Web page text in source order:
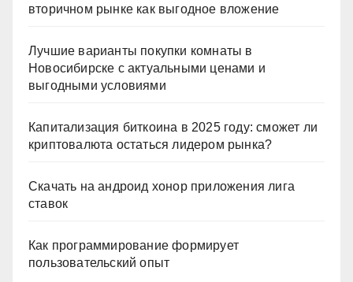
вторичном рынке как выгодное вложение
Лучшие варианты покупки комнаты в
Новосибирске с актуальными ценами и
выгодными условиями
Капитализация биткоина в 2025 году: сможет ли
криптовалюта остаться лидером рынка?
Скачать на андроид хонор приложения лига
ставок
Как программирование формирует
пользовательский опыт